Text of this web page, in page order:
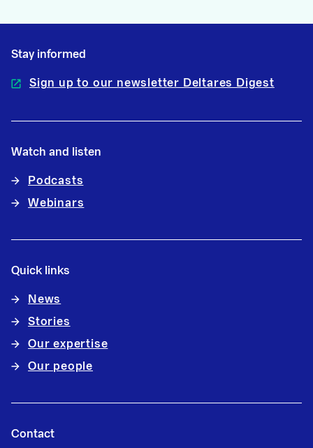
Stay informed
Sign up to our newsletter Deltares Digest
Watch and listen
Podcasts
Webinars
Quick links
News
Stories
Our expertise
Our people
Contact